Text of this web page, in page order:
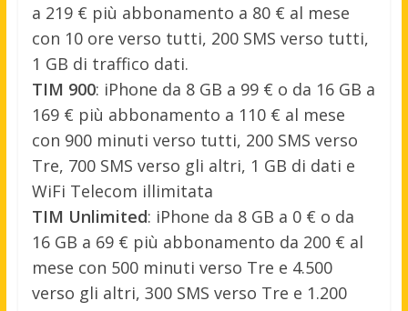
a 219 € più abbonamento a 80 € al mese
con 10 ore verso tutti, 200 SMS verso tutti,
1 GB di traffico dati.
TIM 900: iPhone da 8 GB a 99 € o da 16 GB a
169 € più abbonamento a 110 € al mese
con 900 minuti verso tutti, 200 SMS verso
Tre, 700 SMS verso gli altri, 1 GB di dati e
WiFi Telecom illimitata
TIM Unlimited: iPhone da 8 GB a 0 € o da
16 GB a 69 € più abbonamento da 200 € al
mese con 500 minuti verso Tre e 4.500
verso gli altri, 300 SMS verso Tre e 1.200